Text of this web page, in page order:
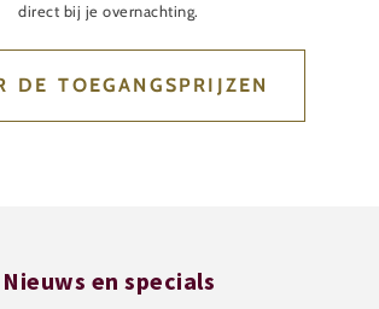
direct bij je overnachting.
DE TOEGANGSPRIJZEN
Nieuws en specials